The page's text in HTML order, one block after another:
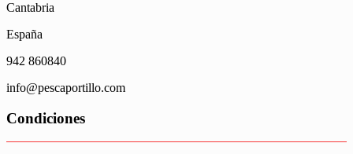
Cantabria
España
942 860840
info@pescaportillo.com
Condiciones